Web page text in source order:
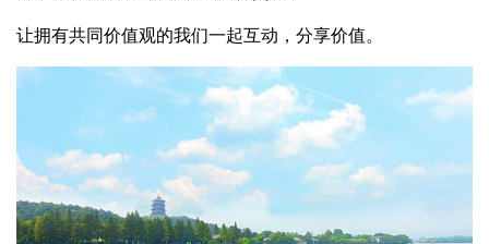
让拥有共同价值观的我们一起互动，分享价值。